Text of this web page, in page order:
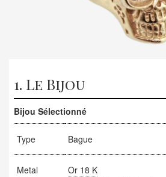
1. Le Bijou
Bijou Sélectionné
Type Bague
Metal Or 18 K